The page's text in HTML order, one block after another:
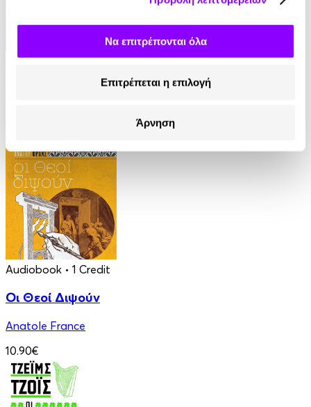
Να επιτρέπονται όλα
Επιτρέπεται η επιλογή
Άρνηση
Audiobook • 1 Credit
Ο Τελευταίος των Μοϊκανών
Audiobook • 1 Credit
Οι Θεοί Διψούν
Anatole France
10.90€